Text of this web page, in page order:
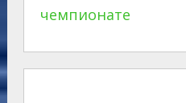
чемпионате